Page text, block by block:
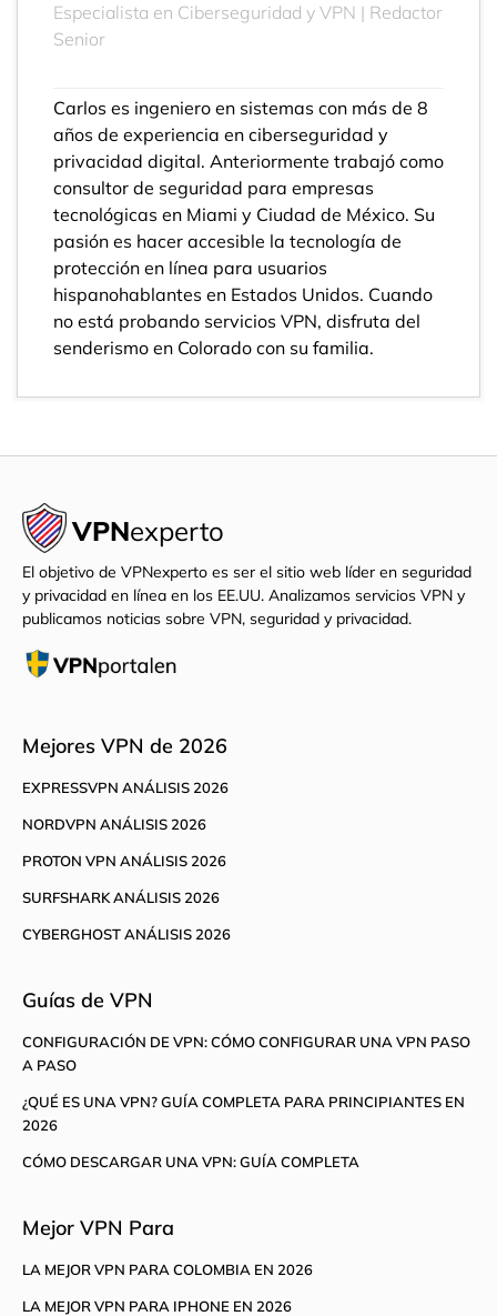
Especialista en Ciberseguridad y VPN | Redactor
Senior
Carlos es ingeniero en sistemas con más de 8
años de experiencia en ciberseguridad y
privacidad digital. Anteriormente trabajó como
consultor de seguridad para empresas
tecnológicas en Miami y Ciudad de México. Su
pasión es hacer accesible la tecnología de
protección en línea para usuarios
hispanohablantes en Estados Unidos. Cuando
no está probando servicios VPN, disfruta del
senderismo en Colorado con su familia.
VPNexperto
El objetivo de VPNexperto es ser el sitio web líder en seguridad
y privacidad en línea en los EE.UU. Analizamos servicios VPN y
publicamos noticias sobre VPN, seguridad y privacidad.
Mejores VPN de 2026
EXPRESSVPN ANÁLISIS 2026
NORDVPN ANÁLISIS 2026
PROTON VPN ANÁLISIS 2026
SURFSHARK ANÁLISIS 2026
CYBERGHOST ANÁLISIS 2026
Guías de VPN
CONFIGURACIÓN DE VPN: CÓMO CONFIGURAR UNA VPN PASO
A PASO
¿QUÉ ES UNA VPN? GUÍA COMPLETA PARA PRINCIPIANTES EN
2026
CÓMO DESCARGAR UNA VPN: GUÍA COMPLETA
Mejor VPN Para
LA MEJOR VPN PARA COLOMBIA EN 2026
LA MEJOR VPN PARA IPHONE EN 2026